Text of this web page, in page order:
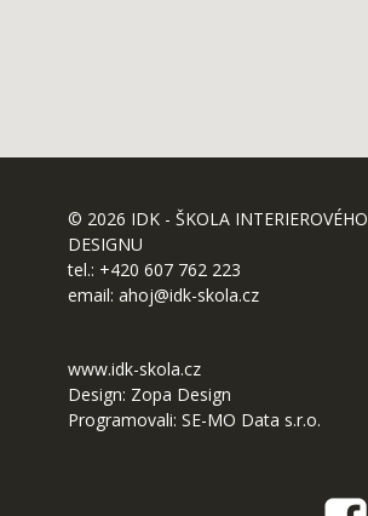
© 2026 IDK - ŠKOLA INTERIEROVÉHO
DESIGNU
tel.: +420 607 762 223
email: ahoj@idk-skola.cz
www.idk-skola.cz
Design: Zopa Design
Programovali: SE-MO Data s.r.o.